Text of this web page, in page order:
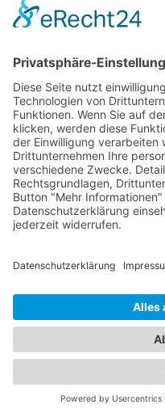
Unser umfangreiches
nicht nur alle
Optionen für Ihren
einemHotel Weßling,
dass sowohl die
auch der Komfort
Bedeutung sind.
an Hotels in
unterschiedliche
Sterne-Hotels bis hin
Breakfasts - in
Preisen und
Ihnen umfassende
zuverlässige
Egal, ob Sie eine
abgeschleppt werden
benötigen - unsere
Kontaktdaten und